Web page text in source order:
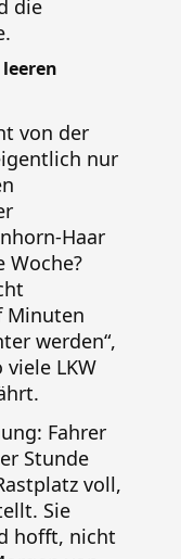
die
von der
nur
Haar
Woche?
Minuten
werden“,
LKW
Fahrer
Stunde
voll,
Sie
hofft, nicht